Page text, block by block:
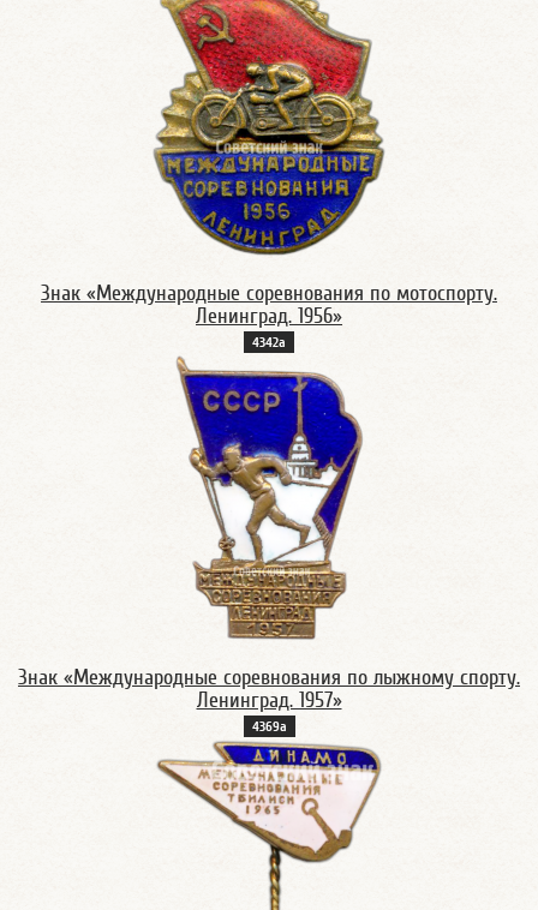
Знак «Международные соревнования по мотоспорту.
Ленинград. 1956»
4342а
Знак «Международные соревнования по лыжному спорту.
Ленинград. 1957»
4369а